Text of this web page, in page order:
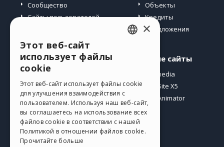
Сообщество
Сайты пользователей
Объекты
Кредиты
Предложения
Профиль
Мои посты
Мои лицензии
Загрузить
Веб-хостинг
Мои кредиты
Другие сайты
Incomedia
WebSite X5
WebAnimator
GERMAN
SPANISH
PORTUGUESE
POLISH
×
Этот веб-сайт
использует файлы
cookie
Этот веб-сайт использует файлы cookie
для улучшения взаимодействия с
пользователем. Используя наш веб-сайт,
вы соглашаетесь на использование всех
файлов cookie в соответствии с нашей
Политикой в ​​отношении файлов cookie.
Прочитайте больше